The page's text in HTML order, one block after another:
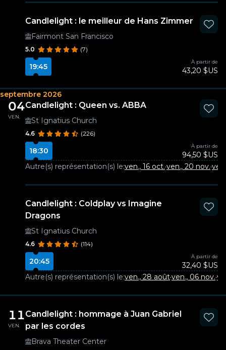
Candlelight : le meilleur de Hans Zimmer
Fairmont San Francisco
5.0 (7)
19:45
À partir de
43,20 $US
septembre 2026
04
VEN.
Candlelight : Queen vs. ABBA
St Ignatius Church
4.6 (226)
18:30
À partir de
94,50 $US
Autre(s) représentation(s) le:ven., 16 oct.·ven., 20 nov.·
Candlelight : Coldplay vs Imagine
Dragons
St Ignatius Church
4.6 (114)
20:45
À partir de
32,40 $US
Autre(s) représentation(s) le:ven., 28 août·ven., 06 nov.·
11
VEN.
Candlelight : hommage à Juan Gabriel
par les cordes
Brava Theater Center